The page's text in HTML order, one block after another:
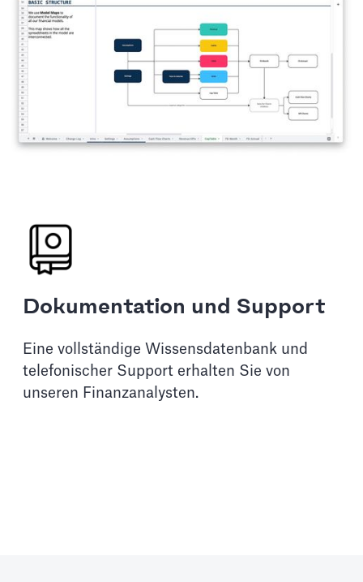
Dokumentation und Support
Eine vollständige Wissensdatenbank und
telefonischer Support erhalten Sie von
unseren Finanzanalysten.